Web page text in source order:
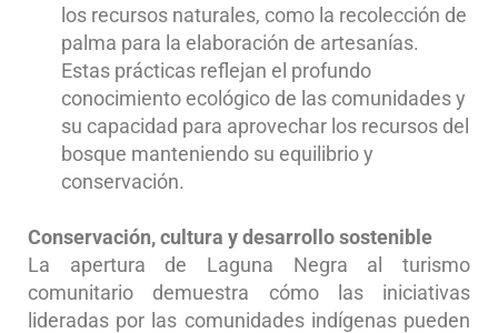
los recursos naturales, como la recolección de
palma para la elaboración de artesanías.
Estas prácticas reflejan el profundo
conocimiento ecológico de las comunidades y
su capacidad para aprovechar los recursos del
bosque manteniendo su equilibrio y
conservación.
Conservación, cultura y desarrollo sostenible
La apertura de Laguna Negra al turismo
comunitario demuestra cómo las iniciativas
lideradas por las comunidades indígenas pueden